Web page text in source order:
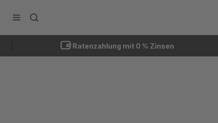
Navigationsmenü öffnen
Suche öffnen
Ratenzahlung mit 0 % Zinsen